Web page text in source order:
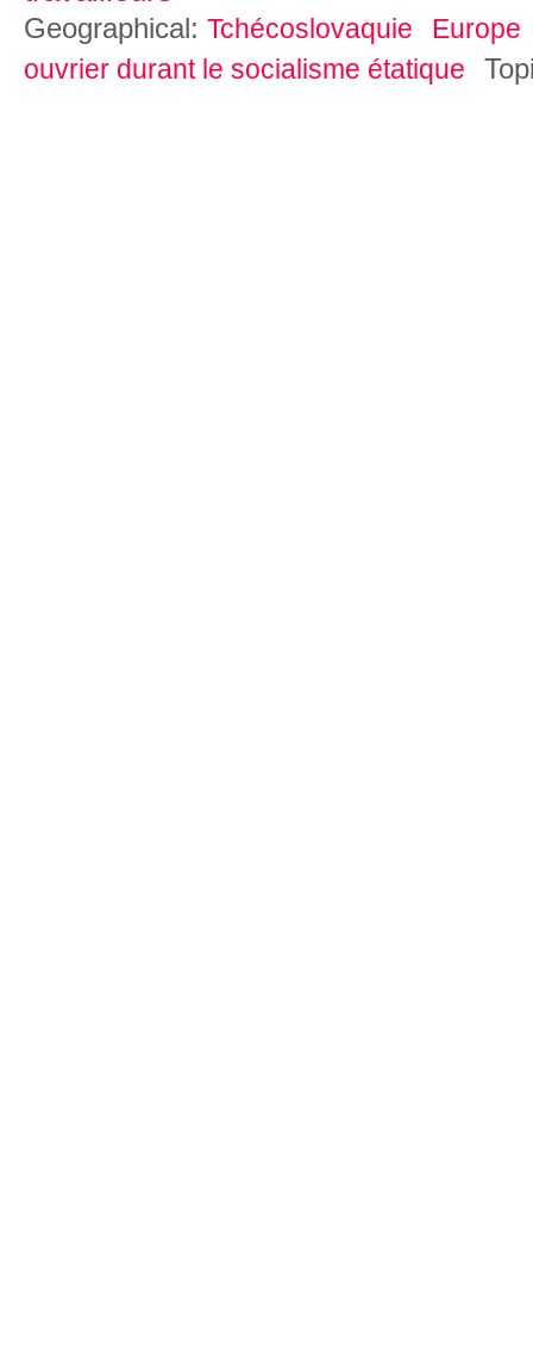
Geographical: Tchécoslovaquie
Europe
ouvrier durant le socialisme étatique